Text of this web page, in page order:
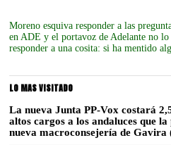
Moreno esquiva responder a las
en ADE y el portavoz de Adelante no
responder a una cosita: si ha mentido
LO MAS VISITADO
La nueva Junta PP-Vox costará
altos cargos a los andaluces que
nueva macroconsejería de Gavira